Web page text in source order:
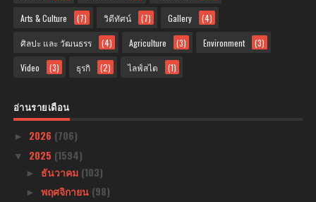
Arts & Culture (7) วิดีทัศน์ (7) Gallery (4)
ศิลปะ และ วัฒนธรร (4) Agriculture (3) Environment (3)
Video (3) ธุรกิ (2) ไลฟ์สไต (1)
อ่านรายเดือน
► 2026 (706)
▼ 2025 (1594)
► ธันวาคม (103)
► พฤศจิกายน (98)